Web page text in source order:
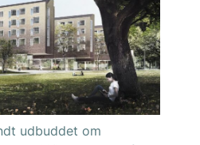
udbuddet om